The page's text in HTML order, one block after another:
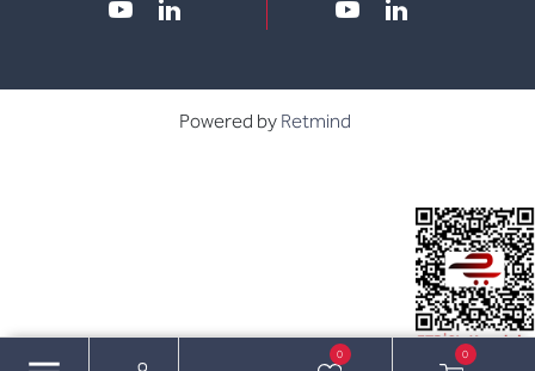
0 0
Facebook
instagram
twitter
Facebook
instagram
twitter
Powered by Retmind